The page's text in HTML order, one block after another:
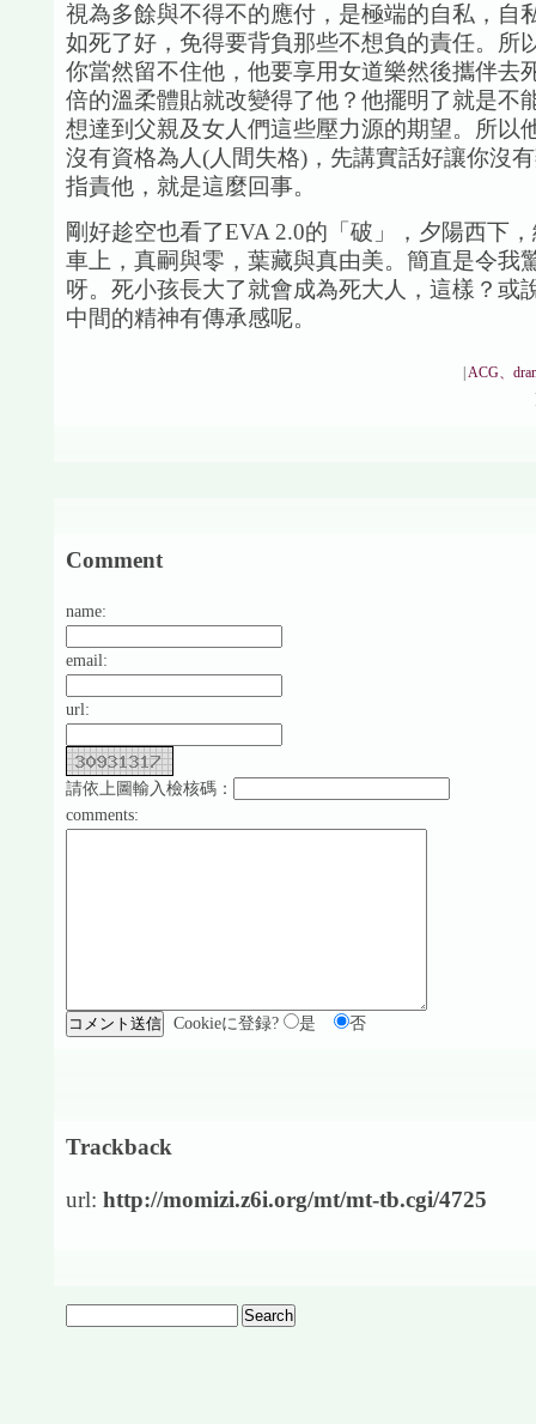
視為多餘與不得不的應付，是極端的自私，自
如死了好，免得要背負那些不想負的責任。所
你當然留不住他，他要享用女道樂然後攜伴去
倍的溫柔體貼就改變得了他？他擺明了就是不
想達到父親及女人們這些壓力源的期望。所以
沒有資格為人(人間失格)，先講實話好讓你沒
指責他，就是這麼回事。
剛好趁空也看了EVA 2.0的「破」，夕陽西下
車上，真嗣與零，葉藏與真由美。簡直是令我
呀。死小孩長大了就會成為死大人，這樣？或
中間的精神有傳承感呢。
|ACG、
Comment
name:
email:
url:
請依上圖輸入檢核碼：
comments:
Cookieに登録? 是 否
Trackback
url: http://momizi.z6i.org/mt/mt-tb.cgi/4725